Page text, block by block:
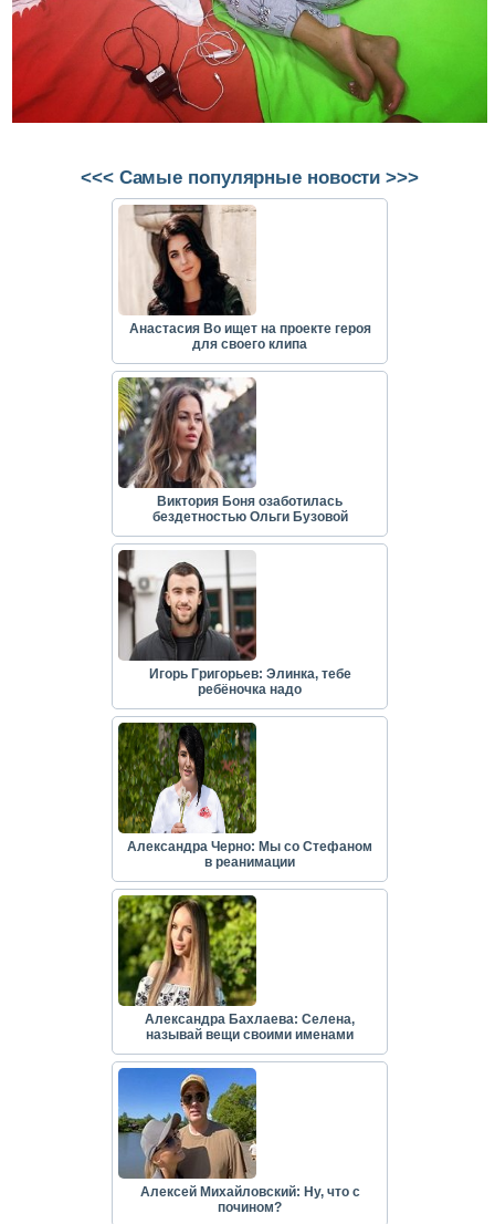
<<< Самые популярные новости >>>
Анастасия Во ищет на проекте героя
для своего клипа
Виктория Боня озаботилась
бездетностью Ольги Бузовой
Игорь Григорьев: Элинка, тебе
ребёночка надо
Александра Черно: Мы со Стефаном
в реанимации
Александра Бахлаева: Селена,
называй вещи своими именами
Алексей Михайловский: Ну, что с
почином?